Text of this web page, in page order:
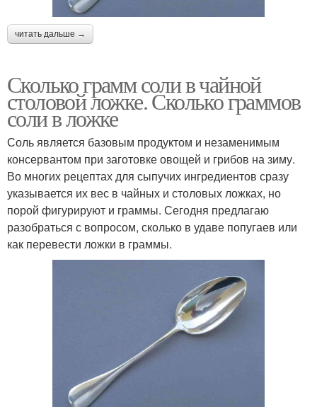
читать дальше →
Сколько грамм соли в чайной
столовой ложке. Сколько граммов
соли в ложке
Соль является базовым продуктом и незаменимым
консервантом при заготовке овощей и грибов на зиму.
Во многих рецептах для сыпучих ингредиентов сразу
указывается их вес в чайных и столовых ложках, но
порой фигурируют и граммы. Сегодня предлагаю
разобраться с вопросом, сколько в удаве попугаев или
как перевести ложки в граммы.